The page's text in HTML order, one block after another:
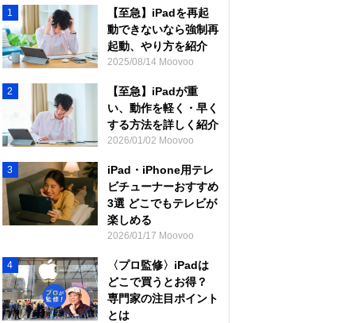
1
【至急】iPadを再起
動できないなら強制再
起動、やり方を紹介
2025/08/14 Moovoo
2
【至急】iPadが重
い、動作を軽く・早く
する方法を詳しく紹介
2026/01/02 Moovoo
3
iPad・iPhone用テレ
ビチューナーおすすめ
3選 どこでもテレビが
楽しめる
2026/01/17 Moovoo
4
〈プロ監修〉iPadは
どこで買うとお得？
専門家の注目ポイント
とは